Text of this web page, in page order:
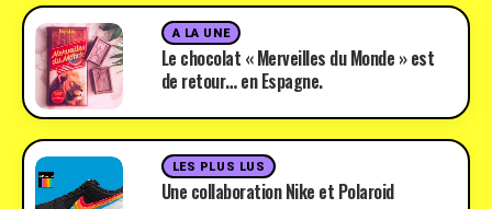
A LA UNE
Le chocolat « Merveilles du Monde » est
de retour… en Espagne.
LES PLUS LUS
Une collaboration Nike et Polaroid